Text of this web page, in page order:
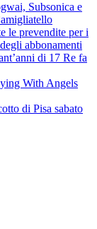
Subsonica e
le prevendite per i
abbonamenti
di 17 Re fa
With Angels
di Pisa sabato